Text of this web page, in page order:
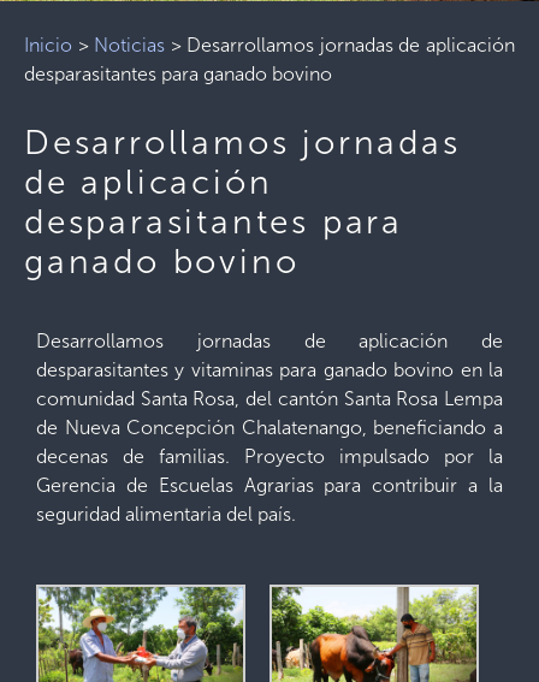
Inicio > Noticias > Desarrollamos jornadas de aplicación
desparasitantes para ganado bovino
Desarrollamos jornadas
de aplicación
desparasitantes para
ganado bovino
Desarrollamos jornadas de aplicación de
desparasitantes y vitaminas para ganado bovino en la
comunidad Santa Rosa, del cantón Santa Rosa Lempa
de Nueva Concepción Chalatenango, beneficiando a
decenas de familias. Proyecto impulsado por la
Gerencia de Escuelas Agrarias para contribuir a la
seguridad alimentaria del país.